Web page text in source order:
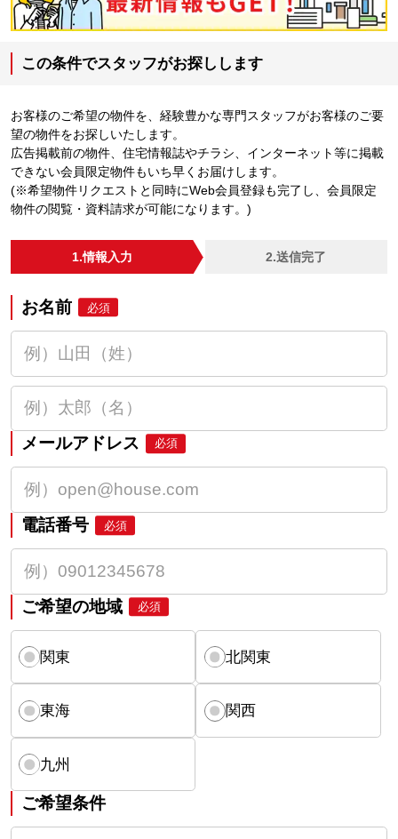
この条件でスタッフがお探しします
お客様のご希望の物件を、経験豊かな専門スタッフがお客様のご要
望の物件をお探しいたします。
広告掲載前の物件、住宅情報誌やチラシ、インターネット等に掲載
できない会員限定物件もいち早くお届けします。
(※希望物件リクエストと同時にWeb会員登録も完了し、会員限定
物件の閲覧・資料請求が可能になります。)
1.情報入力 2.送信完了
お名前 必須
メールアドレス 必須
電話番号 必須
ご希望の地域 必須
関東 北関東
東海 関西
九州
ご希望条件